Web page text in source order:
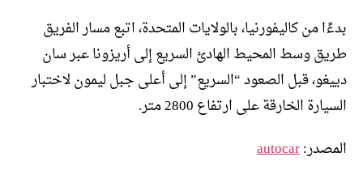
بدءًا من كاليفورنيا، بالولايات المتحدة، اتبع مسار الفريق
طريق وسط المحيط الهادئ السريع إلى أريزونا عبر سان
دييغو، قبل الصعود “السريع” إلى أعلى جبل ليمون لاختبار
السيارة الخارقة على ارتفاع 2800 متر.
المصدر:autocar